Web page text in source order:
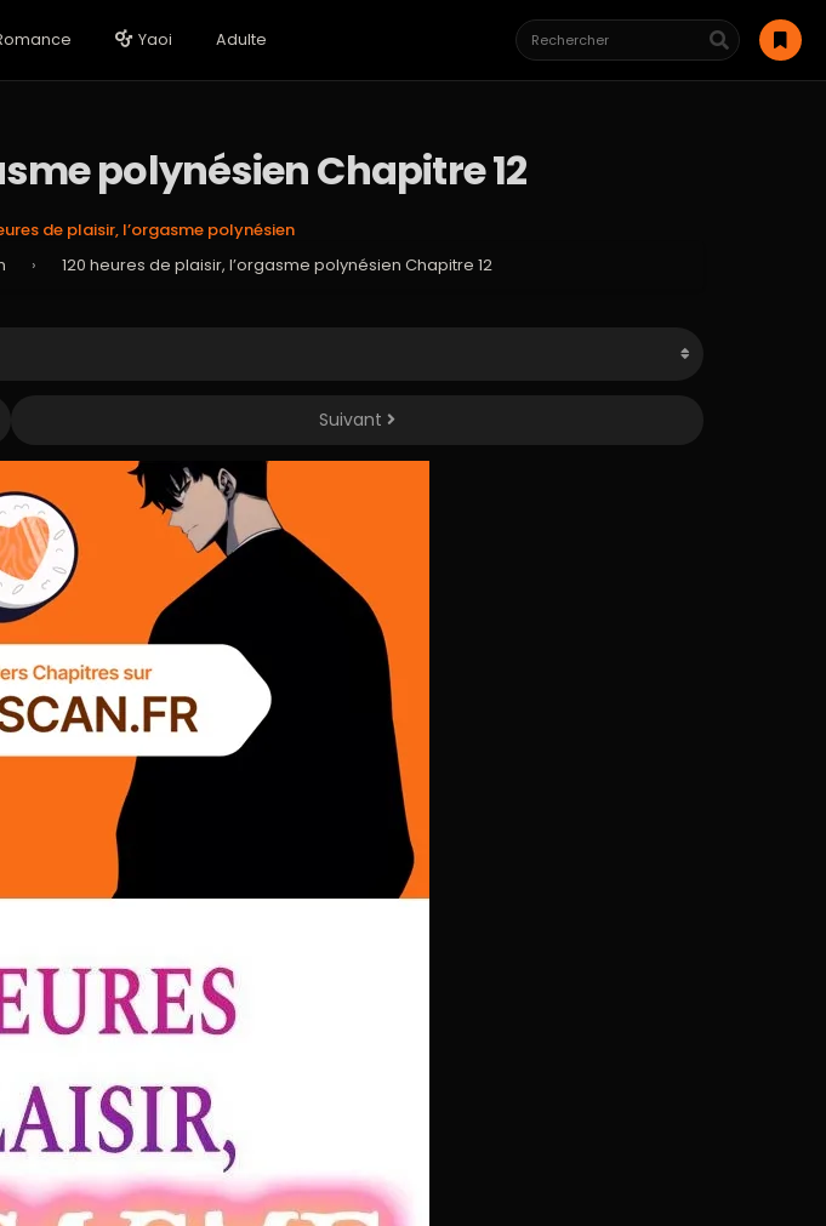
Yaoi Adulte
polynésien Chapitre 12
de plaisir, l’orgasme polynésien
› 120 heures de plaisir, l’orgasme polynésien Chapitre 12
Suivant